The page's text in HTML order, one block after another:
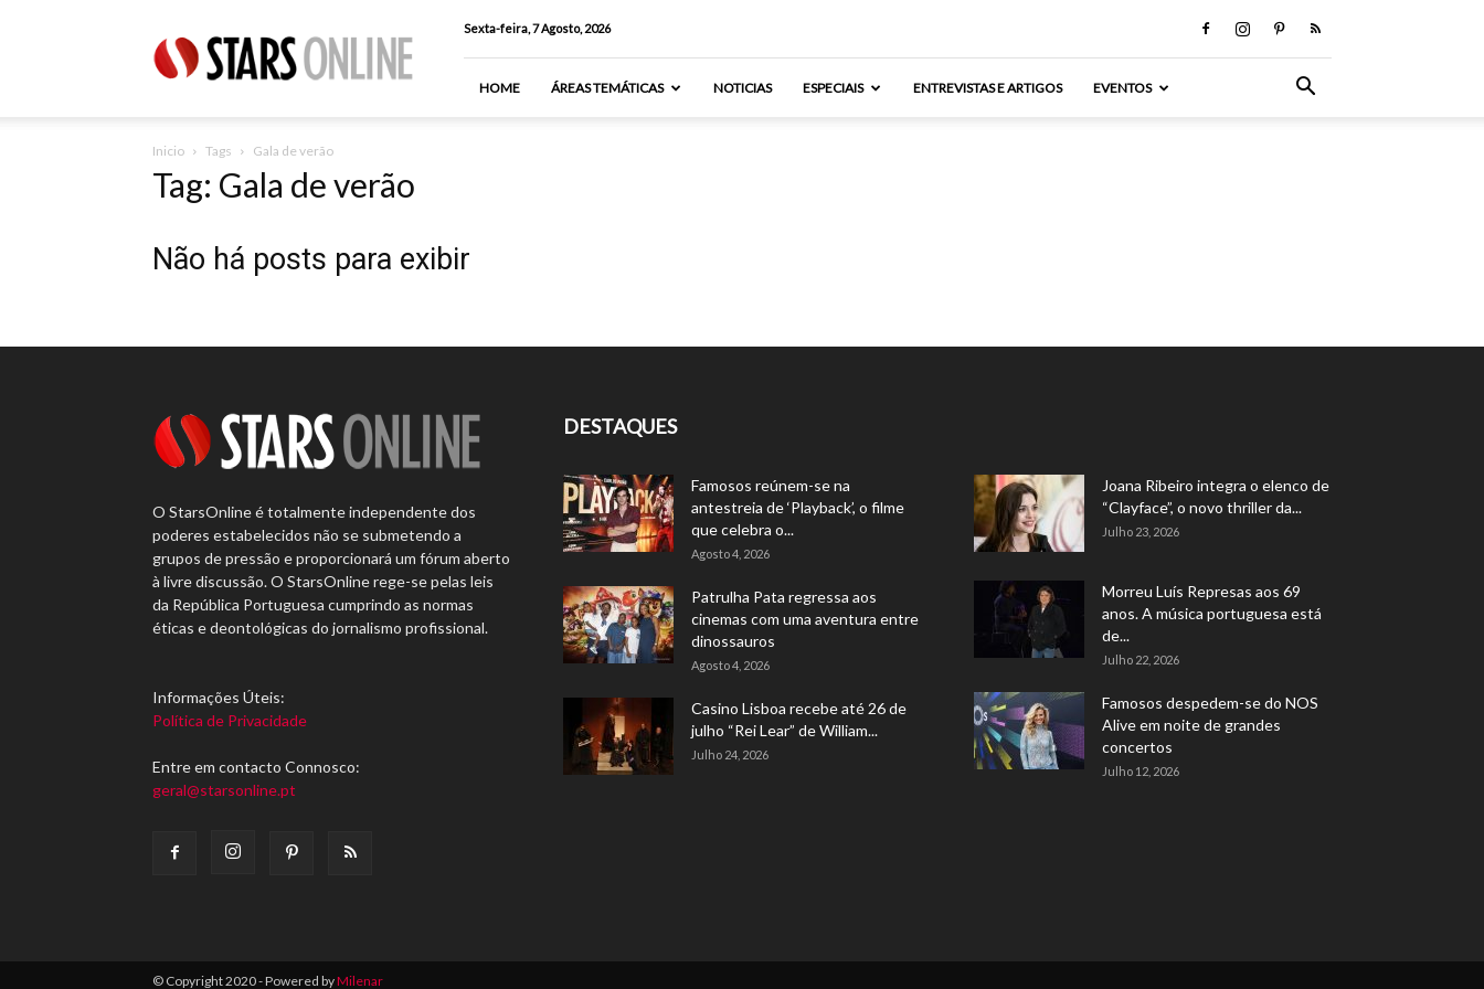
Online
Sexta-feira, 7 Agosto, 2026
HOME ÁREAS TEMÁTICAS NOTICIAS ESPECIAIS ENTREVISTAS E ARTIGOS EVENTOS
Inicio Tags Gala de verão
Tag: Gala de verão
Não há posts para exibir
O StarsOnline é totalmente independente dos
poderes estabelecidos não se submetendo a
grupos de pressão e proporcionará um fórum aberto
à livre discussão. O StarsOnline rege-se pelas leis
da República Portuguesa cumprindo as normas
éticas e deontológicas do jornalismo profissional.
Informações Úteis:
Política de Privacidade
Entre em contacto Connosco:
geral@starsonline.pt
DESTAQUES
Famosos reúnem-se na
antestreia de ‘Playback’, o filme
que celebra o...
Agosto 4, 2026
Patrulha Pata regressa aos
cinemas com uma aventura entre
dinossauros
Agosto 4, 2026
Casino Lisboa recebe até 26 de
julho “Rei Lear” de William...
Julho 24, 2026
Joana Ribeiro integra o elenco de
“Clayface”, o novo thriller da...
Julho 23, 2026
Morreu Luís Represas aos 69
anos. A música portuguesa está
de...
Julho 22, 2026
Famosos despedem-se do NOS
Alive em noite de grandes
concertos
Julho 12, 2026
© Copyright 2020 - Powered byMilenar